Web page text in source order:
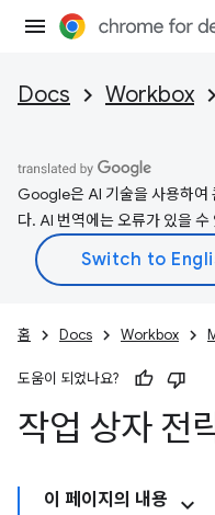
Docs Workbox
Google은 AI 기술을 사용하여
다. AI 번역에는 오류가 있을 수
홈 Docs Workbox
도움이 되었나요?
작업 상자 전
이 페이지의 내용